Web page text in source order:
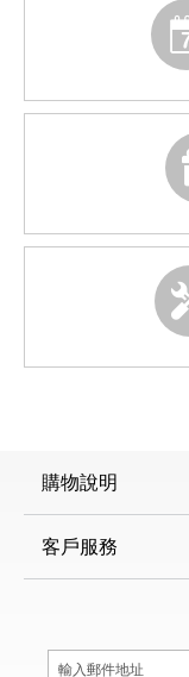
購物說明
客戶服務